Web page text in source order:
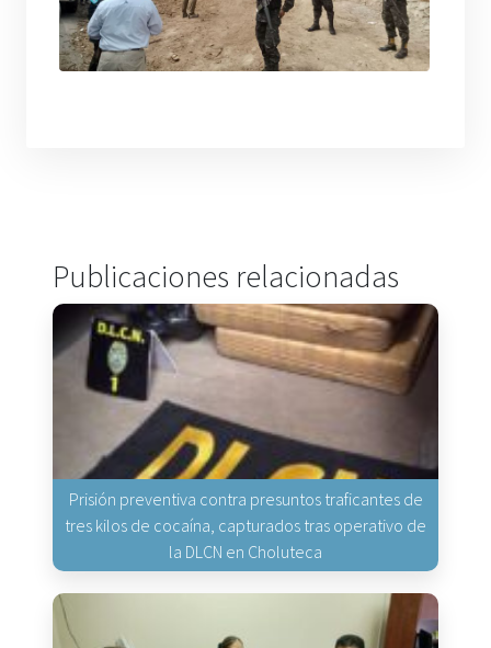
Publicaciones relacionadas
Prisión preventiva contra presuntos traficantes de
tres kilos de cocaína, capturados tras operativo de
la DLCN en Choluteca